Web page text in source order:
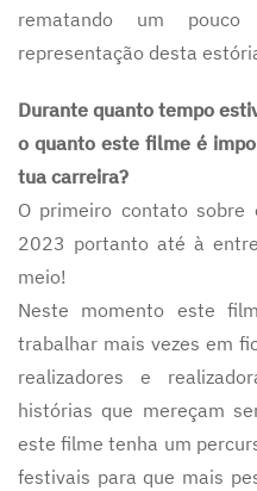
rematando um
representação desta
Durante quanto tempo
o quanto este filme é
tua carreira?
O primeiro contato
2023 portanto até à
meio!
Neste momento este
trabalhar mais vezes em
realizadores e
histórias que mereçam
este filme tenha um
festivais para que mais